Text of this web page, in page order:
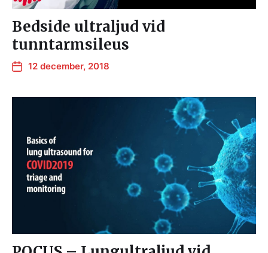
Bedside ultraljud vid
tunntarmsileus
12 december, 2018